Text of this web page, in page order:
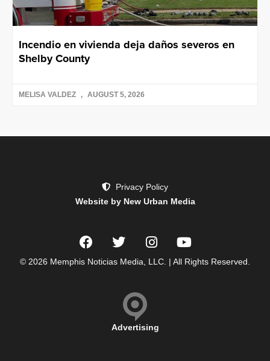
Incendio en vivienda deja daños severos en
Shelby County
MELISA VALDEZ AUGUST 5, 2026
Privacy Policy
Website by New Urban Media
© 2026 Memphis Noticias Media, LLC. | All Rights Reserved.
Advertising